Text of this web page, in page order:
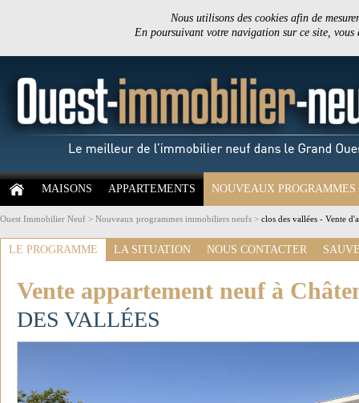
Nous utilisons des cookies afin de
En poursuivant votre navigation sur ce site,
MAISONS APPARTEMENTS NOUVEAUX PROGRAMMES
Ouest Immobilier Neuf > Nouveaux programmes immobiliers neufs > clos des vallées - Vente
LE PROGRAMME LA SITUATION NOUS CONTACTER
Vente appartement neuf à
DES VALLÉES